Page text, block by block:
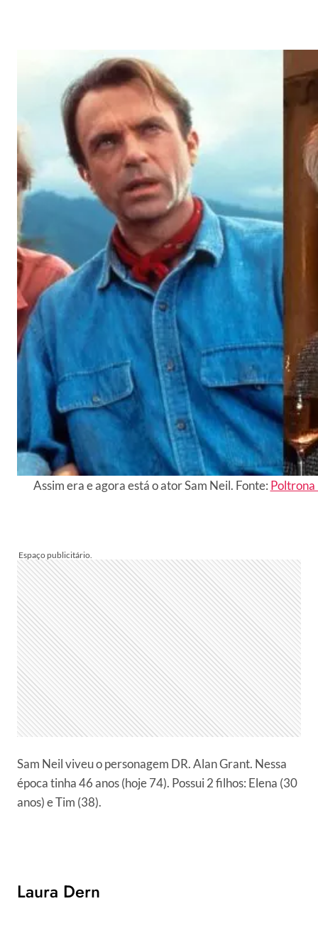
Assim era e agora está o ator Sam Neil. Fonte:
Sam Neil viveu o personagem DR. Alan Grant. Nessa
época tinha 46 anos (hoje 74). Possui 2 filhos: Elena (30
anos) e Tim (38).
Laura Dern